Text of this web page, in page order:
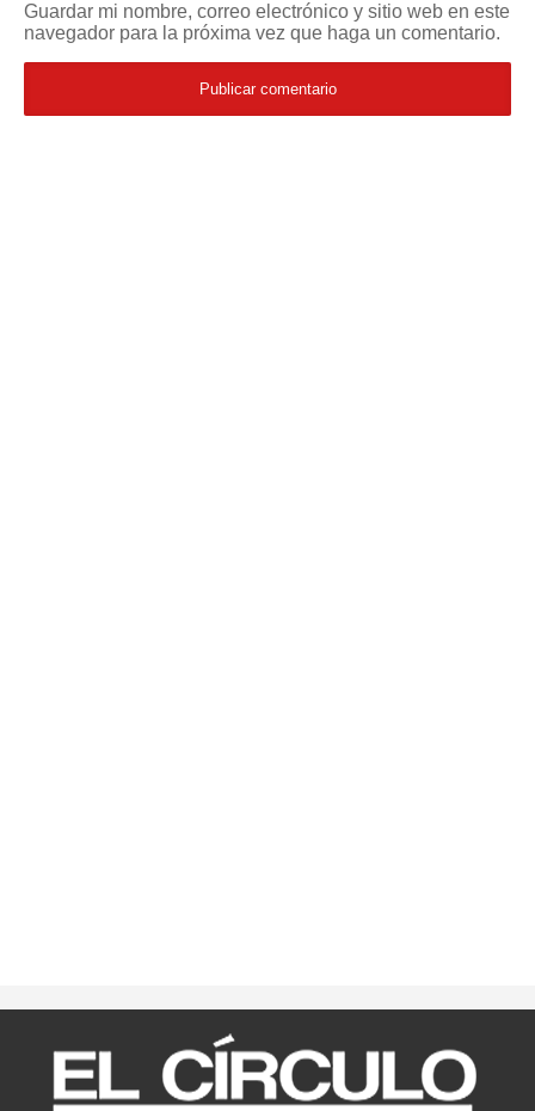
Guardar mi nombre, correo electrónico y sitio web en este
navegador para la próxima vez que haga un comentario.